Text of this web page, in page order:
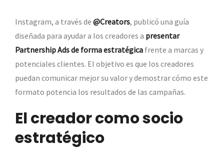
Instagram, a través de @Creators, publicó una guía
diseñada para ayudar a los creadores a presentar
Partnership Ads de forma estratégica frente a marcas y
potenciales clientes. El objetivo es que los creadores
puedan comunicar mejor su valor y demostrar cómo este
formato potencia los resultados de las campañas.
El creador como socio
estratégico